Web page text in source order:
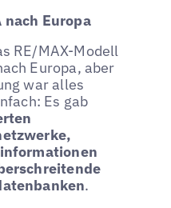
nach Europa
RE/MAX-Modell
Europa, aber
war alles
Es gab
.